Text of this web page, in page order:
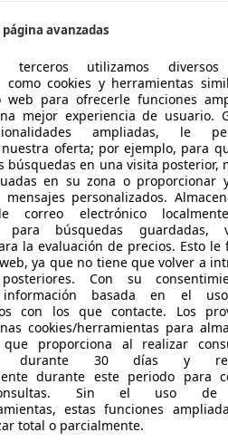
€ 64.980
02/1997 63.000
€ 72.999
avanzadas
terceros utilizamos diversos
como cookies y herramientas
web para ofrecerle funciones
mejor experiencia de usuario.
ampliadas, le
oferta; por ejemplo, para
búsquedas en una visita posterior,
en su zona o proporcionar
personalizados.
correo electrónico
para búsquedas guardadas,
la evaluación de precios. Esto le
ya que no tiene que volver a
Con su
información basada en el
con los que contacte. Los
cookies/herramientas para
que proporciona al realizar
durante 30 días y
durante este periodo para
Sin el uso de
estas funciones
total o parcialmente.